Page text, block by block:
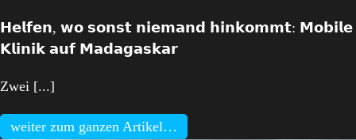
𝗛𝗲𝗹𝗳𝗲𝗻, 𝘄𝗼 𝘀𝗼𝗻𝘀𝘁 𝗻𝗶𝗲𝗺𝗮𝗻𝗱 𝗵𝗶𝗻𝗸𝗼𝗺𝗺𝘁: 𝗠𝗼𝗯𝗶𝗹𝗲
𝗞𝗹𝗶𝗻𝗶𝗸 𝗮𝘂𝗳 𝗠𝗮𝗱𝗮𝗴𝗮𝘀𝗸𝗮𝗿
Zwei [...]
weiter zum ganzen Artikel…